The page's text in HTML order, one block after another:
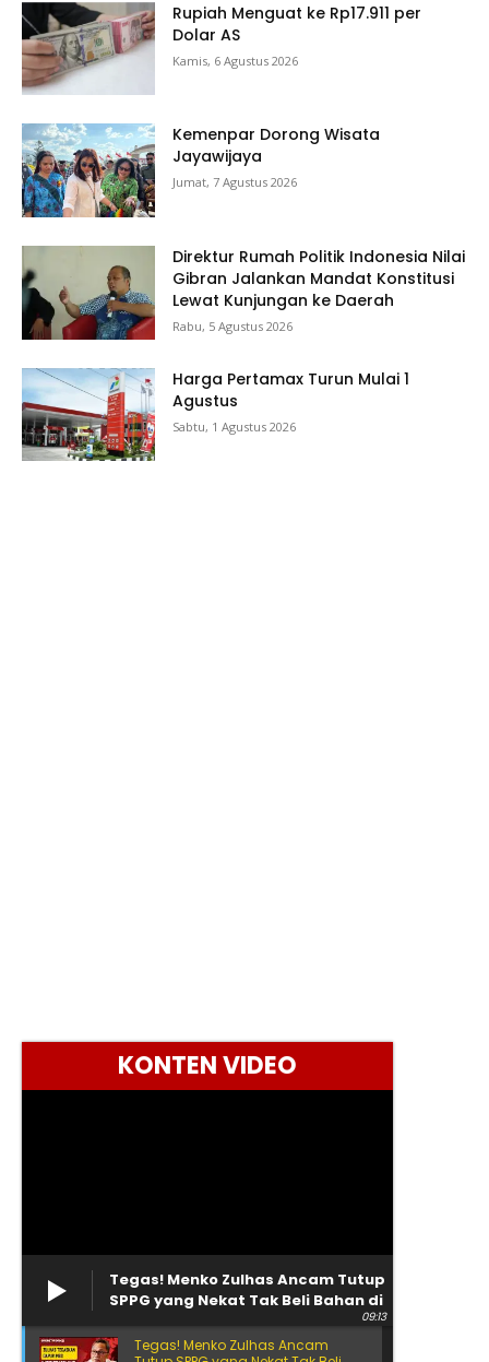
Rupiah Menguat ke Rp17.911 per
Dolar AS
Kamis, 6 Agustus 2026
Kemenpar Dorong Wisata
Jayawijaya
Jumat, 7 Agustus 2026
Direktur Rumah Politik Indonesia Nilai
Gibran Jalankan Mandat Konstitusi
Lewat Kunjungan ke Daerah
Rabu, 5 Agustus 2026
Harga Pertamax Turun Mulai 1
Agustus
Sabtu, 1 Agustus 2026
KONTEN VIDEO
Tegas! Menko Zulhas Ancam Tutup
SPPG yang Nekat Tak Beli Bahan di
09:13
Tegas! Menko Zulhas Ancam